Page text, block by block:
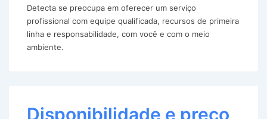
Detecta se preocupa em oferecer um serviço
profissional com equipe qualificada, recursos de primeira
linha e responsabilidade, com você e com o meio
ambiente.
Disponibilidade e preço